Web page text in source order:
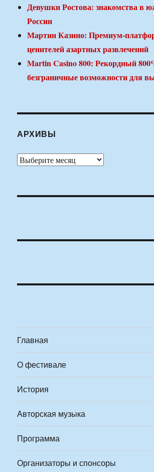
Девушки Ростова: знакомства в
России
Мартин Казино: Премиум-
ценителей азартных развлечений
Martin Casino 800: Рекордный
безграничные возможности для
АРХИВЫ
Архивы
Главная
О фестивале
История
Авторская музыка
Программа
Организаторы и спонсоры